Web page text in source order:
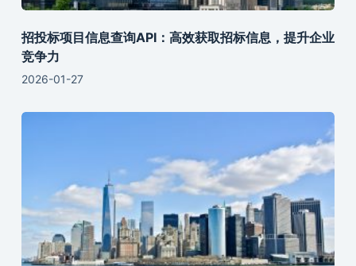
招投标项目信息查询API：高效获取招标信息，提升企业
竞争力
2026-01-27